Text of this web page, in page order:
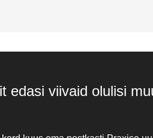
edasi viivaid olulisi